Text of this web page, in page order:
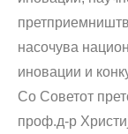
насочува
иновации и
Со Советот
проф.д-р